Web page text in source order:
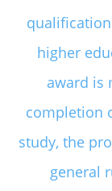
higher
award is
completion
study, the
general